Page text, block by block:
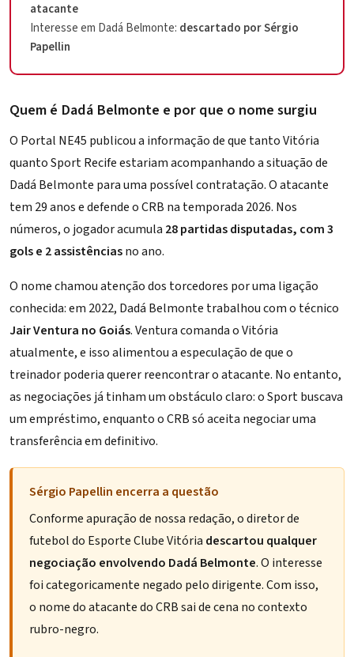
atacante
Interesse em Dadá Belmonte: descartado por Sérgio
Papellin
Quem é Dadá Belmonte e por que o nome surgiu
O Portal NE45 publicou a informação de que tanto Vitória
quanto Sport Recife estariam acompanhando a situação de
Dadá Belmonte para uma possível contratação. O atacante
tem 29 anos e defende o CRB na temporada 2026. Nos
números, o jogador acumula 28 partidas disputadas, com 3
gols e 2 assistênciasno ano.
O nome chamou atenção dos torcedores por uma ligação
conhecida: em 2022, Dadá Belmonte trabalhou com o técnico
Jair Ventura no Goiás. Ventura comanda o Vitória
atualmente, e isso alimentou a especulação de que o
treinador poderia querer reencontrar o atacante. No entanto,
as negociações já tinham um obstáculo claro: o Sport buscava
um empréstimo, enquanto o CRB só aceita negociar uma
transferência em definitivo.
Sérgio Papellin encerra a questão
Conforme apuração de nossa redação, o diretor de
futebol do Esporte Clube Vitória descartou qualquer
negociação envolvendo Dadá Belmonte. O interesse
foi categoricamente negado pelo dirigente. Com isso,
o nome do atacante do CRB sai de cena no contexto
rubro-negro.